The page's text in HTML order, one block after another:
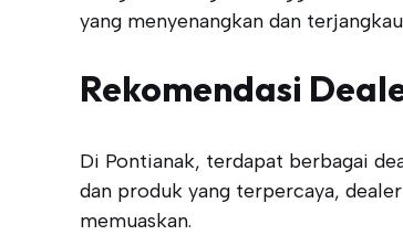
yang menyenangkan dan
Rekomendasi
Di Pontianak, terdapat berbagai
dan produk yang terpercaya,
memuaskan.